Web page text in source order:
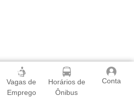
Vagas de
Emprego
Horários de
Ônibus
Conta